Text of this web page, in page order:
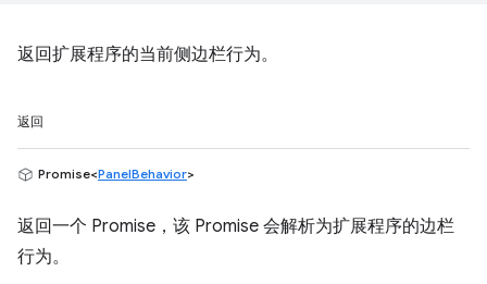
返回扩展程序的当前侧边栏行为。
返回
Promise<PanelBehavior>
返回一个 Promise，该 Promise 会解析为扩展程序的边栏
行为。